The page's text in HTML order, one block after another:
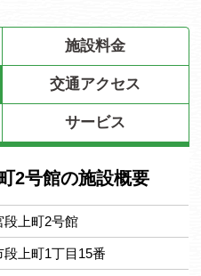
施設料金
交通アクセス
サービス
2号館の施設概要
段上町2号館
上町1丁目15番